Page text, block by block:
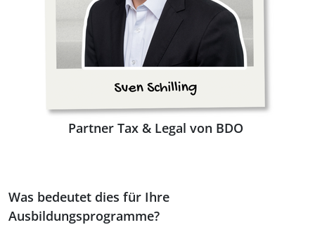
Partner Tax & Legal von BDO
Was bedeutet dies für Ihre
Ausbildungsprogramme?